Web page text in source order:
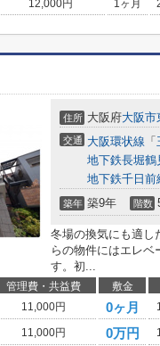
12,000円 1ヶ月
住所 大阪府大阪市
交通 大阪環状線 「
地下鉄長堀鶴
地下鉄千日前
築年 築9年 階数
冬場の換気にも適し
らの物件にはエレ
す。初...
管理費・共益費 敷金
11,000円 0ヶ月
11,000円 0万円